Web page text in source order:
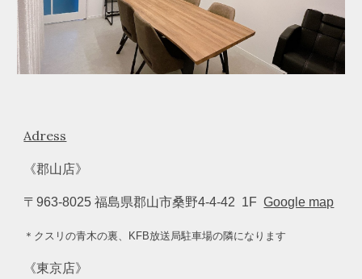
Adress
《郡山店》
〒963-8025 福島県郡山市桑野4-4-42 1F Google map
＊クスリの青木の裏、KFB放送局駐車場の隣になります
《東京店》